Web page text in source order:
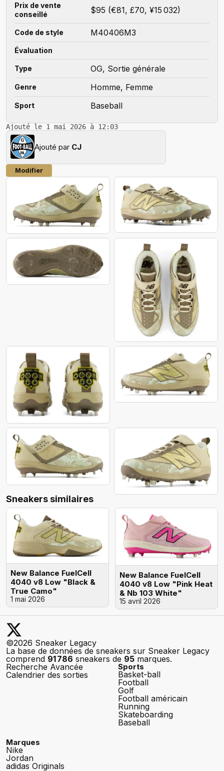
Prix de vente
conseillé
$95 (€81, £70, ¥15 032)
Code de style M40406M3
Évaluation
Type OG, Sortie générale
Genre Homme, Femme
Sport Baseball
Ajouté le 1 mai 2026 à 12:03
Ajouté par CJ
Modifier
Sneakers similaires
New Balance FuelCell
4040 v8 Low "Black &
True Camo"
1 mai 2026
New Balance FuelCell
4040 v8 Low "Pink Heat
& Nb 103 White"
15 avril 2026
©2026 Sneaker Legacy
La base de données de sneakers sur Sneaker Legacy
comprend 91 786 sneakers de 95 marques.
Recherche Avancée
Calendrier des sorties
Sports
Basket-ball
Football
Golf
Football américain
Running
Skateboarding
Baseball
Marques
Nike
Jordan
adidas Originals